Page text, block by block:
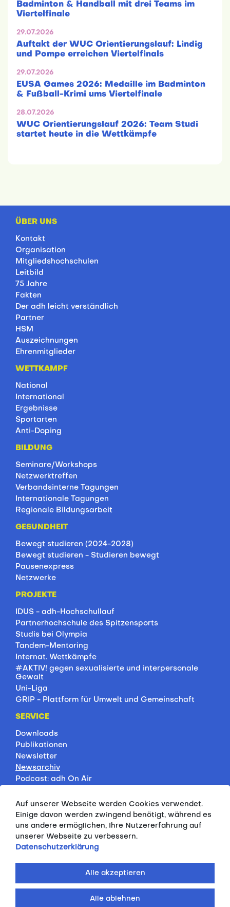
Badminton & Handball mit drei Teams im
Viertelfinale
29.07.2026
Auftakt der WUC Orientierungslauf: Lindig
und Pompe erreichen Viertelfinals
29.07.2026
EUSA Games 2026: Medaille im Badminton
& Fußball-Krimi ums Viertelfinale
28.07.2026
WUC Orientierungslauf 2026: Team Studi
startet heute in die Wettkämpfe
ÜBER UNS
Kontakt
Organisation
Mitgliedshochschulen
Leitbild
75 Jahre
Fakten
Der adh leicht verständlich
Partner
HSM
Auszeichnungen
Ehrenmitglieder
WETTKAMPF
National
International
Ergebnisse
Sportarten
Anti-Doping
BILDUNG
Seminare/Workshops
Netzwerktreffen
Verbandsinterne Tagungen
Internationale Tagungen
Regionale Bildungsarbeit
GESUNDHEIT
Bewegt studieren (2024-2028)
Bewegt studieren - Studieren bewegt
Pausenexpress
Netzwerke
PROJEKTE
IDUS - adh-Hochschullauf
Partnerhochschule des Spitzensports
Studis bei Olympia
Tandem-Mentoring
Internat. Wettkämpfe
#AKTIV! gegen sexualisierte und interpersonale
Gewalt
Uni-Liga
GRIP - Plattform für Umwelt und Gemeinschaft
SERVICE
Downloads
Publikationen
Newsletter
Newsarchiv
Podcast: adh On Air
Rankings
Servicepartner
HSP-Onlinekurse
PRESSE
Auf unserer Webseite werden Cookies verwendet.
Einige davon werden zwingend benötigt, während es
uns andere ermöglichen, Ihre Nutzererfahrung auf
unserer Webseite zu verbessern.
Datenschutzerklärung
Alle ablehnen
Alle akzeptieren